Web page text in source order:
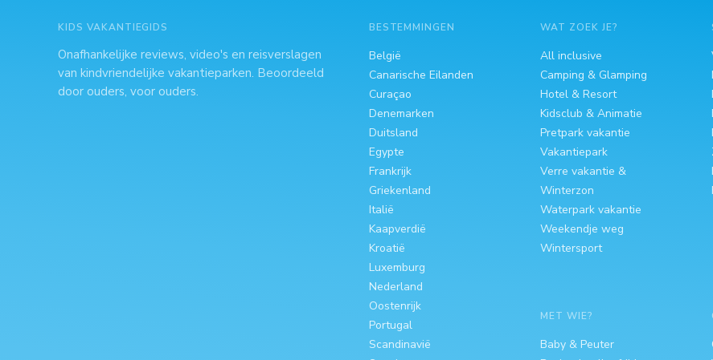
KIDS VAKANTIEGIDS
Onafhankelijke reviews, video's en reisverslagen
van kindvriendelijke vakantieparken. Beoordeeld
door ouders, voor ouders.
BESTEMMINGEN
België
Canarische Eilanden
Curaçao
Denemarken
Duitsland
Egypte
Frankrijk
Griekenland
Italië
Kaapverdië
Kroatië
Luxemburg
Nederland
Oostenrijk
Portugal
Scandinavië
WAT ZOEK JE?
All inclusive
Camping & Glamping
Hotel & Resort
Kidsclub & Animatie
Pretpark vakantie
Vakantiepark
Verre vakantie &
Winterzon
Waterpark vakantie
Weekendje weg
Wintersport
MET WIE?
Baby & Peuter